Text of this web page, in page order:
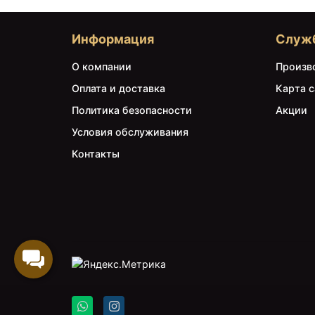
Информация
О компании
Оплата и доставка
Политика безопасности
Условия обслуживания
Контакты
Карта
Акции